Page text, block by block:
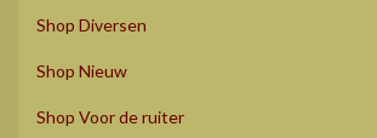
Shop Diversen
Shop Nieuw
Shop Voor de ruiter